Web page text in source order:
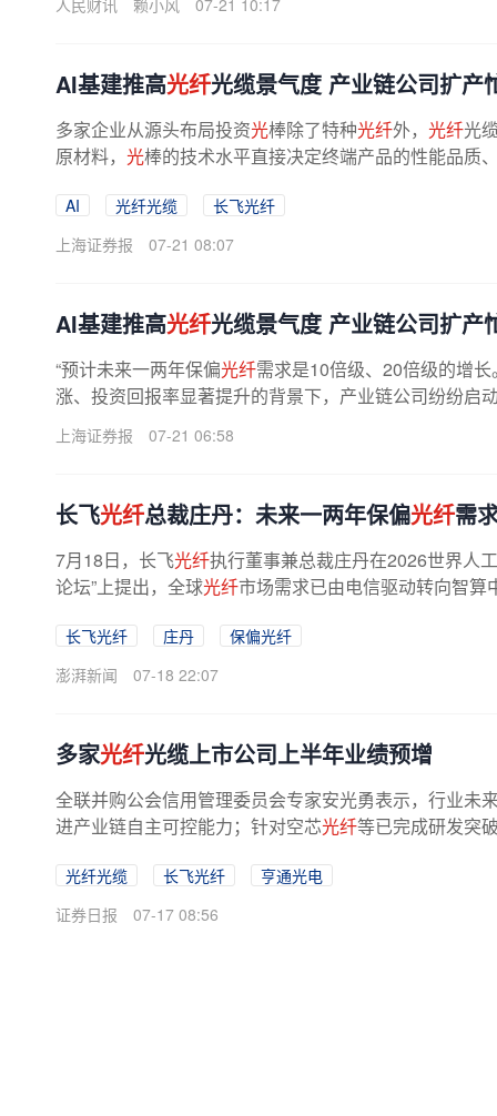
人民财讯 赖小风 07-21 10:17
AI基建推高光纤光缆景气度 产业链公司扩产
多家企业从源头布局投资光棒除了特种光纤外， 光纤光
原材料， 光棒的技术水平直接决定终端产品的性能品质
AI 光纤光缆
长飞光纤
上海证券报
07-21 08:07
AI基建推高光纤光缆景气度 产业链公司扩产
“预计未来一两年保偏光纤需求是10倍级、20倍级的增
涨、投资回报率显著提升的背景下，产业链公司纷纷启
上海证券报 07-21 06:58
长飞光纤总裁庄丹：未来一两年保偏光纤需
7月18日，长飞光纤执行董事兼总裁庄丹在2026世界人
论坛”上提出，全球光纤市场需求已由电信驱动转向智
长飞光纤 庄丹
保偏光纤
澎湃新闻
07-18 22:07
多家光纤光缆上市公司上半年业绩预增
全联并购公会信用管理委员会专家安光勇表示，行业未
进产业链自主可控能力；针对空芯光纤等已完成研发突
光纤光缆 长飞光纤
亨通光电
证券日报
07-17 08:56